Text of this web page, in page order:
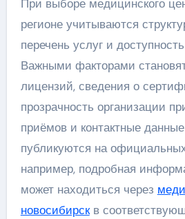
При выборе медицинского центра в крупном
регионе учитываются
перечень услуг и
Важными факторами
лицензий, сведения о
прозрачность организации
приёмов и контактные
публикуются на
например, подробная
может находиться через
новосибирскв